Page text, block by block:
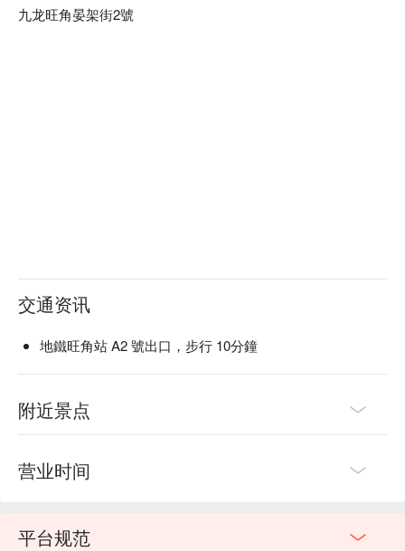
九龙旺角晏架街2號
交通资讯
地鐵旺角站 A2 號出口，步行 10分鐘
附近景点
营业时间
平台规范